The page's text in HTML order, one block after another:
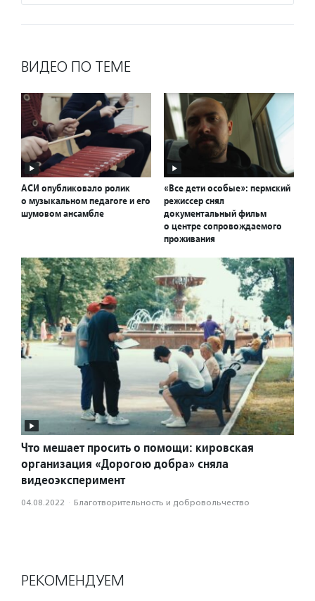
ВИДЕО ПО ТЕМЕ
АСИ опубликовало ролик
о музыкальном педагоге и его
шумовом ансамбле
«Все дети особые»: пермский
режиссер снял
документальный фильм
о центре сопровождаемого
проживания
Что мешает просить о помощи: кировская
организация «Дорогою добра» сняла
видеоэксперимент
04.08.2022 · Благотвори­тель­ность и доброволь­чест­во
РЕКОМЕНДУЕМ